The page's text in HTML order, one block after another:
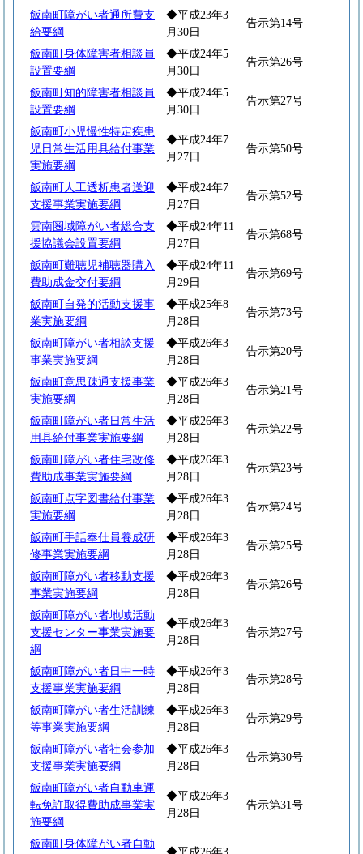
飯南町障がい者通所費支
給要綱
◆平成23年3
月30日
告示第14号
飯南町身体障害者相談員
設置要綱
◆平成24年5
月30日
告示第26号
飯南町知的障害者相談員
設置要綱
◆平成24年5
月30日
告示第27号
飯南町小児慢性特定疾患
児日常生活用具給付事業
実施要綱
◆平成24年7
月27日
告示第50号
飯南町人工透析患者送迎
支援事業実施要綱
◆平成24年7
月27日
告示第52号
雲南圏域障がい者総合支
援協議会設置要綱
◆平成24年11
月27日
告示第68号
飯南町難聴児補聴器購入
費助成金交付要綱
◆平成24年11
月29日
告示第69号
飯南町自発的活動支援事
業実施要綱
◆平成25年8
月28日
告示第73号
飯南町障がい者相談支援
事業実施要綱
◆平成26年3
月28日
告示第20号
飯南町意思疎通支援事業
実施要綱
◆平成26年3
月28日
告示第21号
飯南町障がい者日常生活
用具給付事業実施要綱
◆平成26年3
月28日
告示第22号
飯南町障がい者住宅改修
費助成事業実施要綱
◆平成26年3
月28日
告示第23号
飯南町点字図書給付事業
実施要綱
◆平成26年3
月28日
告示第24号
飯南町手話奉仕員養成研
修事業実施要綱
◆平成26年3
月28日
告示第25号
飯南町障がい者移動支援
事業実施要綱
◆平成26年3
月28日
告示第26号
飯南町障がい者地域活動
支援センター事業実施要
綱
◆平成26年3
月28日
告示第27号
飯南町障がい者日中一時
支援事業実施要綱
◆平成26年3
月28日
告示第28号
飯南町障がい者生活訓練
等事業実施要綱
◆平成26年3
月28日
告示第29号
飯南町障がい者社会参加
支援事業実施要綱
◆平成26年3
月28日
告示第30号
飯南町障がい者自動車運
転免許取得費助成事業実
施要綱
◆平成26年3
月28日
告示第31号
飯南町身体障がい者自動